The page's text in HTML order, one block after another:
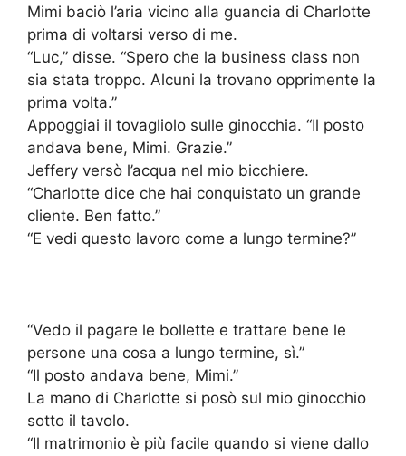
Mimi baciò l’aria vicino alla guancia di Charlotte
prima di voltarsi verso di me.
“Luc,” disse. “Spero che la business class non
sia stata troppo. Alcuni la trovano opprimente la
prima volta.”
Appoggiai il tovagliolo sulle ginocchia. “Il posto
andava bene, Mimi. Grazie.”
Jeffery versò l’acqua nel mio bicchiere.
“Charlotte dice che hai conquistato un grande
cliente. Ben fatto.”
“E vedi questo lavoro come a lungo termine?”
“Vedo il pagare le bollette e trattare bene le
persone una cosa a lungo termine, sì.”
“Il posto andava bene, Mimi.”
La mano di Charlotte si posò sul mio ginocchio
sotto il tavolo.
“Il matrimonio è più facile quando si viene dallo